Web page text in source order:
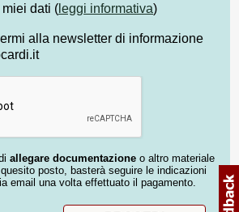
dati ( leggi informativa)
alla newsletter di informazione
allegare documentazione o altro materiale
posto, basterà seguire le indicazioni
email una volta effettuato il pagamento.